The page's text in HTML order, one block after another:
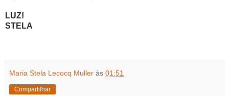
LUZ!
STELA
Maria Stela Lecocq Muller às 01:51
Compartilhar